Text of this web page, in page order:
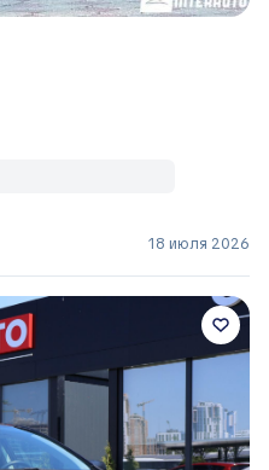
18 июля 2026